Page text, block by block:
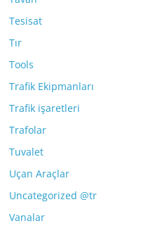
Tesisat
Tır
Tools
Trafik Ekipmanları
Trafik işaretleri
Trafolar
Tuvalet
Uçan Araçlar
Uncategorized @tr
Vanalar